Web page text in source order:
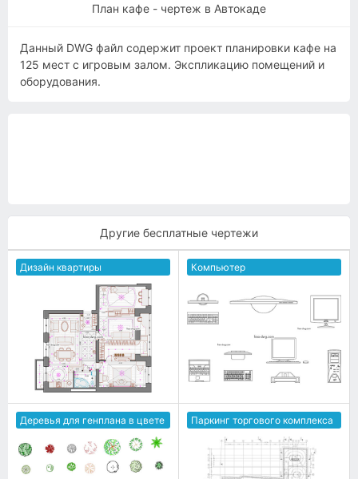
План кафе - чертеж в Автокаде
Данный DWG файл содержит проект планировки кафе на
125 мест с игровым залом. Экспликацию помещений и
оборудования.
Другие бесплатные чертежи
Дизайн квартиры Компьютер
Деревья для генплана в цвете Паркинг торгового комплекса